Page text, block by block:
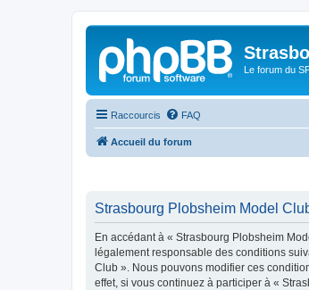
Le forum du
Raccourcis FAQ
Accueil du forum
Strasbourg Plobsheim Model
En accédant à « Strasbourg Plobsheim
légalement responsable des conditions
Club ». Nous pouvons modifier ces
effet, si vous continuez à participer à «